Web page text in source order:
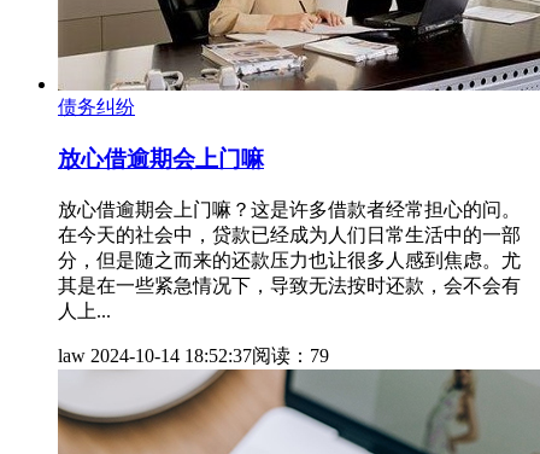
债务纠纷
放心借逾期会上门嘛
放心借逾期会上门嘛？这是许多借款者经常担心的问。
在今天的社会中，贷款已经成为人们日常生活中的一部
分，但是随之而来的还款压力也让很多人感到焦虑。尤
其是在一些紧急情况下，导致无法按时还款，会不会有
人上...
law 2024-10-14 18:52:37阅读：79